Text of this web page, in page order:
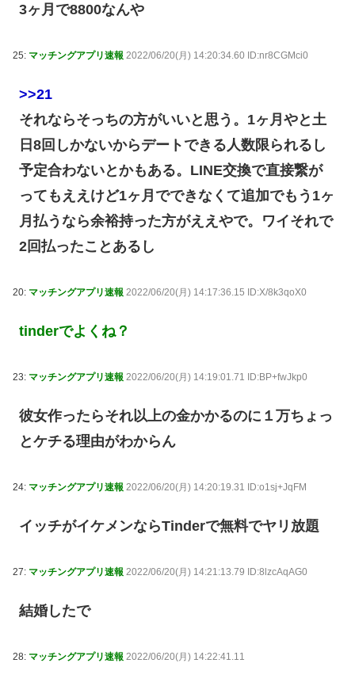
3ヶ月で8800なんや
25: マッチングアプリ速報 2022/06/20(月) 14:20:34.60 ID:nr8CGMci0
>>21
それならそっちの方がいいと思う。1ヶ月やと土
日8回しかないからデートできる人数限られるし
予定合わないとかもある。LINE交換で直接繋が
ってもええけど1ヶ月でできなくて追加でもう1ヶ
月払うなら余裕持った方がええやで。ワイそれで
2回払ったことあるし
20: マッチングアプリ速報 2022/06/20(月) 14:17:36.15 ID:X/8k3qoX0
tinderでよくね？
23: マッチングアプリ速報 2022/06/20(月) 14:19:01.71 ID:BP+fwJkp0
彼女作ったらそれ以上の金かかるのに１万ちょっ
とケチる理由がわからん
24: マッチングアプリ速報 2022/06/20(月) 14:20:19.31 ID:o1sj+JqFM
イッチがイケメンならTinderで無料でヤリ放題
27: マッチングアプリ速報 2022/06/20(月) 14:21:13.79 ID:8lzcAqAG0
結婚したで
28: マッチングアプリ速報 2022/06/20(月) 14:22:41.11